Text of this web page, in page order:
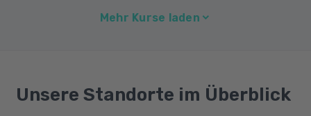
Mehr Kurse laden
Unsere Standorte im Überblick